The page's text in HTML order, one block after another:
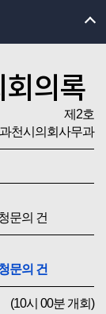
의록
제2호
과천시의회사무과
문의 건
문의 건
(10시 00분 개회)